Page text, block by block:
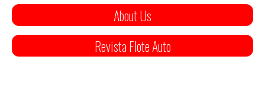
About Us
Revista Flote Auto